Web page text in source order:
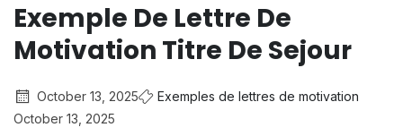
Exemple De Lettre De
Motivation Titre De Sejour
October 13, 2025
Exemples de lettres de motivation
October 13, 2025